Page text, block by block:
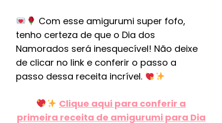
Com esse amigurumi super fofo,
tenho certeza de que o Dia dos
Namorados será inesquecível! Não deixe
de clicar no link e conferir o passo a
passo dessa receita incrível.
Clique aqui para conferir a
primeira receita de amigurumi para Dia